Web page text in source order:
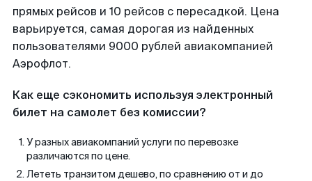
прямых рейсов и 10 рейсов с пересадкой. Цена
варьируется, самая дорогая из найденных
пользователями 9000 рублей авиакомпанией
Аэрофлот.
Как еще сэкономить используя электронный
билет на самолет без комиссии?
У разных авиакомпаний услуги по перевозке
различаются по цене.
Лететь транзитом дешево, по сравнению от и до